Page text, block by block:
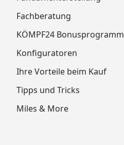
Fachberatung
KÖMPF24 Bonusprogramm
Konfiguratoren
Ihre Vorteile beim Kauf
Tipps und Tricks
Miles & More